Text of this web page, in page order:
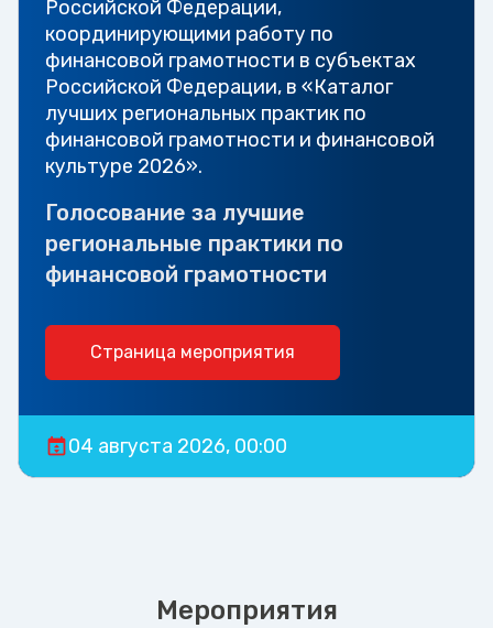
Российской Федерации,
координирующими работу по
финансовой грамотности в субъектах
Российской Федерации, в «Каталог
лучших региональных практик по
финансовой грамотности и финансовой
культуре 2026».
Голосование за лучшие
региональные практики по
финансовой грамотности
Страница мероприятия
04 августа 2026, 00:00
Мероприятия